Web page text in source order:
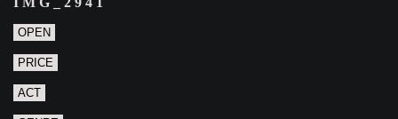
OPEN
PRICE
ACT